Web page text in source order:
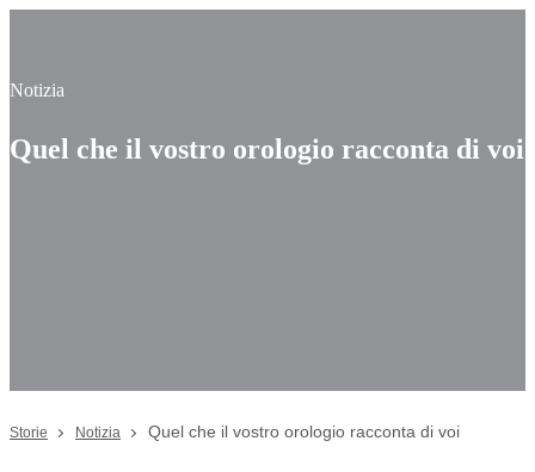
Notizia
Quel che il vostro orologio racconta di voi
Storie Notizia Quel che il vostro orologio racconta di voi